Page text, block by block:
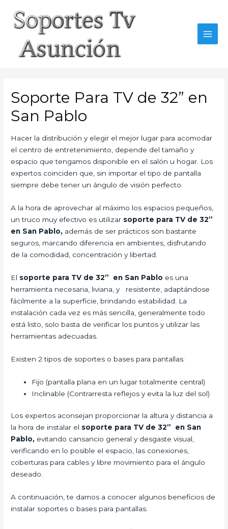
content
Soporte Para TV de 32” en
San Pablo
Hacer la distribución y elegir el mejor lugar para acomodar
el centro de entretenimiento, depende del tamaño y
espacio que tengamos disponible en el salón u hogar. Los
expertos coinciden que, sin importar el tipo de pantalla
siempre debe tener un ángulo de visión perfecto.
A la hora de aprovechar al máximo los espacios pequeños,
un truco muy efectivo es utilizar soporte para TV de 32”
en San Pablo, además de ser prácticos son bastante
seguros, marcando diferencia en ambientes, disfrutando
de la comodidad, concentración y libertad.
El soporte para TV de 32” en San Pablo es una
herramienta necesaria, liviana, y resistente, adaptándose
fácilmente a la superficie, brindando estabilidad. La
instalación cada vez es más sencilla, generalmente todo
está listo, solo basta de verificar los puntos y utilizar las
herramientas adecuadas.
Existen 2 tipos de soportes o bases para pantallas:
Fijo (pantalla plana en un lugar totalmente central)
Inclinable (Contrarresta reflejos y evita la luz del sol)
Los expertos aconsejan proporcionar la altura y distancia a
la hora de instalar el soporte para TV de 32” en San
Pablo, evitando cansancio general y desgaste visual,
verificando en lo posible el espacio, las conexiones,
coberturas para cables y libre movimiento para el ángulo
deseado.
A continuación, te damos a conocer algunos beneficios de
instalar soportes o bases para pantallas: